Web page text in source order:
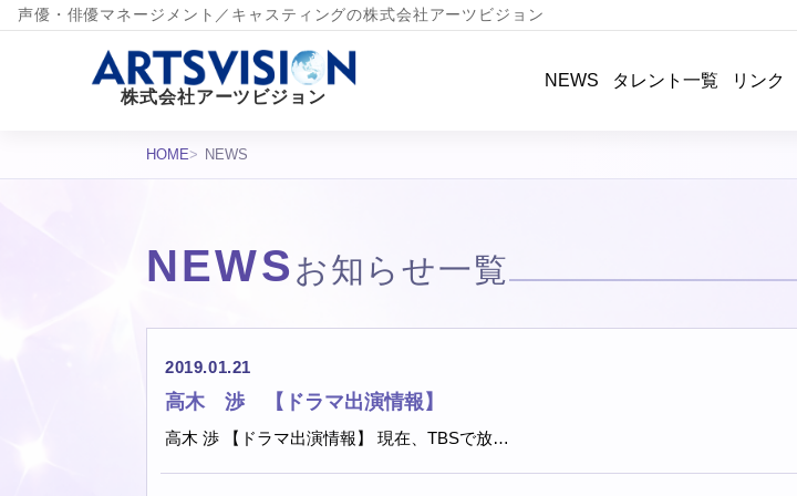
声優・俳優マネージメント／キャスティングの株式会社アーツビジョン
株式会社アーツビジョン
NEWS タレント一覧 リンク
HOME NEWS
NEWS お知らせ一覧
2019.01.21
高木 渉 【ドラマ出演情報】
高木 渉 【ドラマ出演情報】 現在、TBSで放…